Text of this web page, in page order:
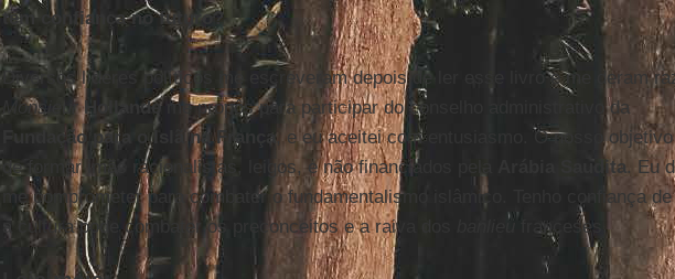
tem confiança no futuro?
Diversos líderes políticos me escreveram depois de ler esse livro e me deram
Monsieur Hollandeme propôs para participar do conselho administrativo da
Fundação para o Islã na França, e eu aceitei com entusiasmo. O nosso
de formar imãs racionalistas, leigos, e não financiados pela
Arábia Saudita. Eu
me comprometer para combater o fundamentalismo islâmico. Tenho confiança de
a cultura pode combater os preconceitos e a raiva dos
banlieu franceses.